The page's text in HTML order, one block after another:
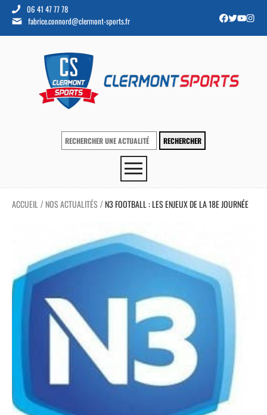
06 41 47 77 78
fabrice.connord@clermont-sports.fr
ACCUEIL / NOS ACTUALITÉS /N3 FOOTBALL : LES ENJEUX DE LA 18E JOURNÉE